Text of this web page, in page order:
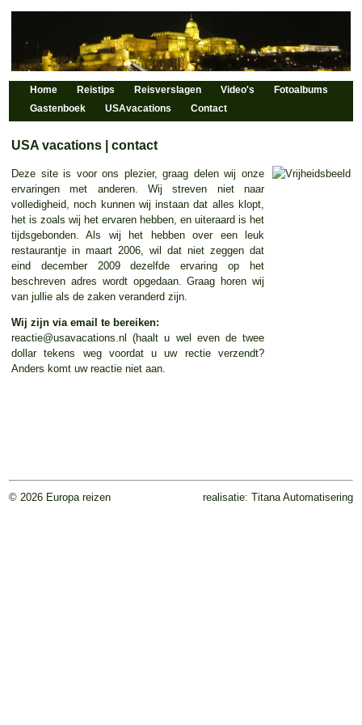
Home Reistips Reisverslagen Video's
Fotoalbums
Gastenboek
USAvacations Contact
USA vacations | contact
Deze site is voor ons plezier, graag delen wij onze
ervaringen met anderen. Wij streven niet naar
volledigheid, noch kunnen wij instaan dat alles klopt,
het is zoals wij het ervaren hebben, en uiteraard is het
tijdsgebonden. Als wij het hebben over een leuk
restaurantje in maart 2006, wil dat niet zeggen dat
eind december 2009 dezelfde ervaring op het
beschreven adres wordt opgedaan. Graag horen wij
van jullie als de zaken veranderd zijn.
Wij zijn via email te bereiken:
reactie@usavacations.nl (haalt u wel even de twee
dollar tekens weg voordat u uw rectie verzendt?
Anders komt uw reactie niet aan.
© 2026 Europa reizen realisatie: Titana Automatisering